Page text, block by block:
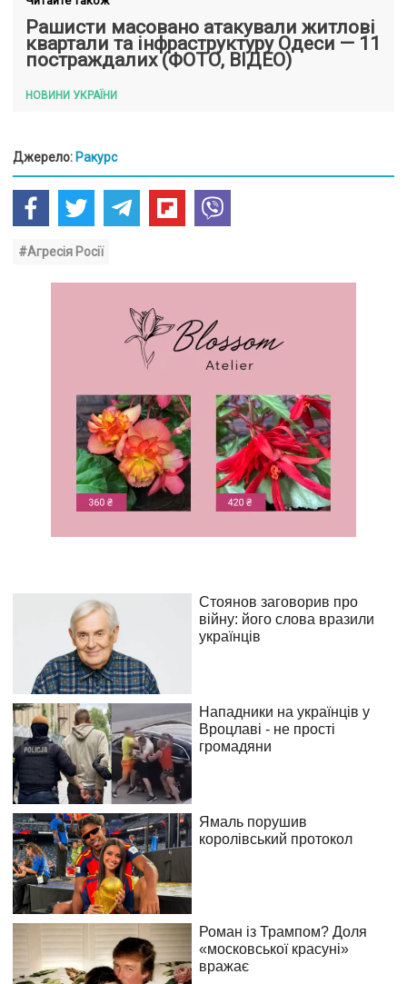
Рашисти масовано атакували житлові
квартали та інфраструктуру Одеси — 11
постраждалих (ФОТО, ВІДЕО)
НОВИНИ УКРАЇНИ
Джерело: Ракурс
#Агресія Росії